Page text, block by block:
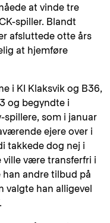
at vinde tre
spiller. Blandt
afsluttede otte års
at hjemføre
i KI Klaksvik og B36,
og begyndte i
spillere, som i januar
ejere over i
takkede dog nej i
ville være transferfri i
han andre tilbud på
valgte han alligevel